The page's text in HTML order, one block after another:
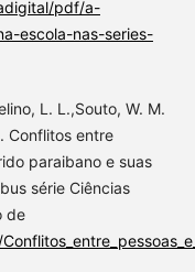
pdf/a-
escola-nas-series-
L. L.,Souto, W. M.
Conflitos entre
paraibano e suas
série Ciências
de